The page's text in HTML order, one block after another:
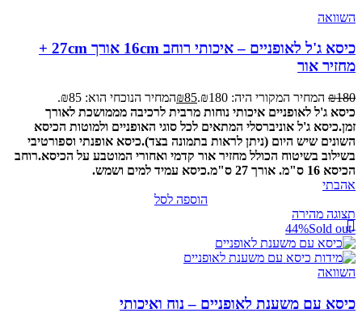
השוואה
כיסא ג'ל לאופניים – איכותי רוחב 16cm אורך 27cm +
מחזיר אור
₪180 המחיר המקורי היה: ₪180. ₪85
המחיר הנוכחי הוא: ₪85.
כיסא ג'ל לאופניים איכותי נוחות מרבית לרכיבה מממושכת לאורך
זמן.כיסא ג'ל אוניברסלי המתאים לכל סוגי האופניים ולמוטות הכיסא
השונים שיש היום (ניתן לראות בתמונה בצד).כיסא אופנתי וספורטיבי
בשילוב בשיטוח הכולל מחזיר אור קדמי ואחורי המוטבע על הכיסא.רוחב
הכיסא 16 ס"מ. אורך 27 ס"מ.
כיסא עמיד למים ושמש.
אהבתי
הוספה לסל
תצוגה מהירה
-44%
Sold out
השוואה
כיסא עם משענת לאופניים – נוח ואיכותי